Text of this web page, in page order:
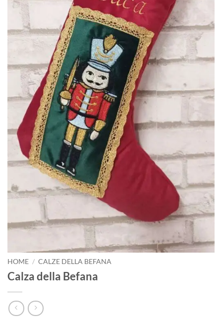
HOME / CALZE DELLA BEFANA
Calza della Befana